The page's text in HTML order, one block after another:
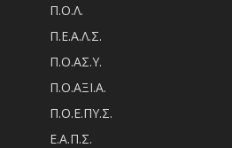
Π.Ο.Λ.
Π.Ε.Α.Λ.Σ.
Π.Ο.ΑΣ.Υ.
Π.Ο.ΑΞΙ.Α.
Π.Ο.Ε.ΠΥ.Σ.
Ε.Α.Π.Σ.